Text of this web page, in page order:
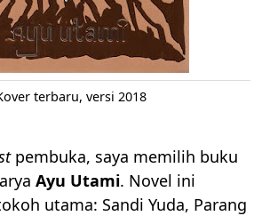
terbaru, versi 2018
pembuka, saya memilih buku
Ayu Utami. Novel ini
utama: Sandi Yuda, Parang